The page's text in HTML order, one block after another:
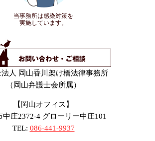
当事務所は感染対策を
実施しています。
人 岡山香川架け橋法律事務所
（岡山弁護士会所属）
【岡山オフィス】
中庄2372-4 グローリー中庄101
TEL: 086-441-9937